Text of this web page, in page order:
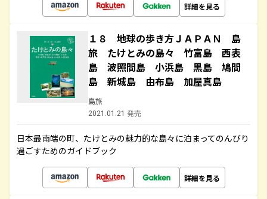
詳細を見る
１８ 地球の歩き方ＪＡＰＡＮ 島
旅 たけとみの島々 竹富島 西表
島 波照間島 小浜島 黒島 鳩間
島 新城島 由布島 加屋真島
島旅
2021.01.21 発売
日本最南端の町、たけとみの魅力的な島々に泊まってのんびり
過ごすためのガイドブック
詳細を見る